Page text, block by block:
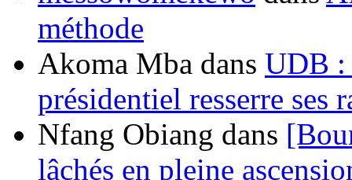
méthode
Akoma Mba dans UDB :
présidentiel resserre ses
Nfang Obiang dans
lâchés en pleine